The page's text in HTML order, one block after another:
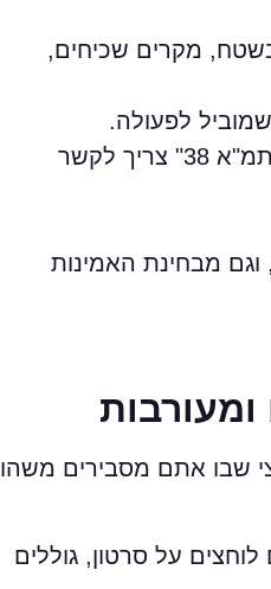
מקרים שכיחים,
לפעולה.
מחברים כל מאמר לעמוד שירות רלוונטי – למשל, מאמר על "מיסוי בפרויקטים של תמ"א 38" צריך לקשר
כך לאט־לאט אתם בונים ספריית תוכן שמחזקת את האתר מכל כיוון – גם מבחינת SEO, וגם מבחינת האמינות
ומעורבות
שבו אתם מסבירים משהו
על סרטון, גוללים